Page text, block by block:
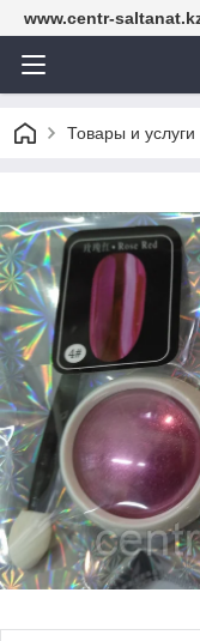
www.centr-
Товары и услуги